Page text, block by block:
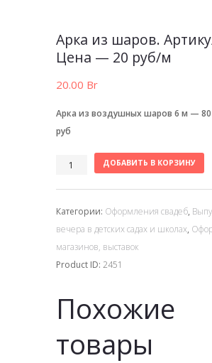
Арка из шаров.
Цена — 20 руб/м
20.00 Br
Арка из воздушных шаров 6 м — 80
руб
ДОБАВИТЬ В КОРЗИНУ
Категории: Оформления свадеб,
вечера в детских садах и школах,
магазинов, выставок
Product ID: 2451
Похожие
товары